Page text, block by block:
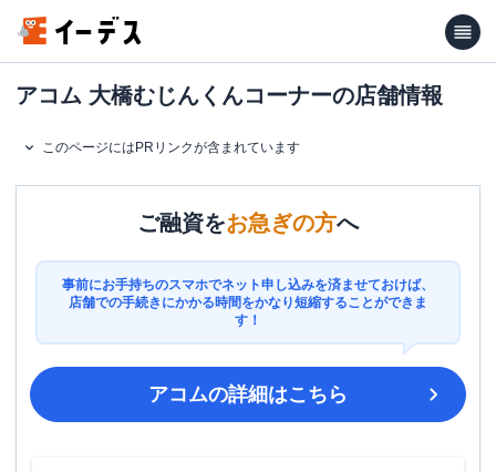
アコム 大橋むじんくんコーナーの店舗情報
このページにはPRリンクが含まれています
ご融資をお急ぎの方へ
事前にお手持ちのスマホでネット申し込みを済ませておけば、
店舗での手続きにかかる時間をかなり短縮することができま
す！
アコムの詳細はこちら